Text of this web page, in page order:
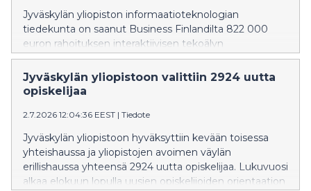
Jyväskylän yliopiston informaatioteknologian
tiedekunta on saanut Business Finlandilta 822 000
euron rahoituksen interaktiivisen tekoälyn
kehittämiseen. Hankkeessa luodaan luotettavampia ja
paremmin ihmisten kanssa yhteistyöhön kykeneviä
tekoälyjärjestelmiä sekä valmistellaan teknologiaa
Jyväskylän yliopistoon valittiin 2924 uutta
opiskelijaa
2.7.2026 12:04:36 EEST | Tiedote
Jyväskylän yliopistoon hyväksyttiin kevään toisessa
yhteishaussa ja yliopistojen avoimen väylän
erillishaussa yhteensä 2924 uutta opiskelijaa. Lukuvuosi
alkaa elokuun lopulla uusien opiskelijoiden orientaation